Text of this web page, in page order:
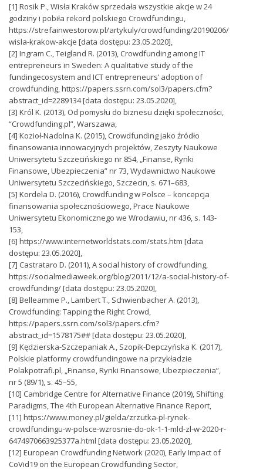
[1] Rosik P., Wisła Kraków sprzedała wszystkie akcje w 24
godziny i pobiła rekord polskiego Crowdfundingu,
https://strefainwestorow.pl/artykuly/crowdfunding/20190206/
wisla-krakow-akcje [data dostępu: 23.05.2020],
[2] Ingram C., Teigland R. (2013), Crowdfunding among IT
entrepreneurs in Sweden: A qualitative study of the
fundingecosystem and ICT entrepreneurs’ adoption of
crowdfunding, https://papers.ssrn.com/sol3/papers.cfm?
abstract_id=2289134 [data dostępu: 23.05.2020],
[3] Król K. (2013), Od pomysłu do biznesu dzięki społeczności,
“Crowdfunding.pl”, Warszawa,
[4] Kozioł-Nadolna K. (2015), Crowdfunding jako źródło
finansowania innowacyjnych projektów, Zeszyty Naukowe
Uniwersytetu Szczecińskiego nr 854, „Finanse, Rynki
Finansowe, Ubezpieczenia” nr 73, Wydawnictwo Naukowe
Uniwersytetu Szczecińskiego, Szczecin, s. 671–683,
[5] Kordela D. (2016), Crowdfunding w Polsce – koncepcja
finansowania społecznościowego, Prace Naukowe
Uniwersytetu Ekonomicznego we Wrocławiu, nr 436, s. 143-
153,
[6] https://www.internetworldstats.com/stats.htm [data
dostępu: 23.05.2020],
[7] Castrataro D. (2011), A social history of crowdfunding,
https://socialmediaweek.org/blog/2011/12/a-social-history-of-
crowdfunding/ [data dostępu: 23.05.2020],
[8] Belleamme P., Lambert T., Schwienbacher A. (2013),
Crowdfunding: Tapping the Right Crowd,
https://papers.ssrn.com/sol3/papers.cfm?
abstract_id=1578175## [data dostępu: 23.05.2020],
[9] Kędzierska-Szczepaniak A., Szopik-Depczyńska K. (2017),
Polskie platformy crowdfundingowe na przykładzie
Polakpotrafi.pl, „Finanse, Rynki Finansowe, Ubezpieczenia”,
nr 5 (89/1), s. 45–55,
[10] Cambridge Centre for Alternative Finance (2019), Shifting
Paradigms, The 4th European Alternative Finance Report,
[11] https://www.money.pl/gielda/zrzutka-pl-rynek-
crowdfundingu-w-polsce-wzrosnie-do-ok-1-1-mld-zl-w-2020-r-
6474970663925377a.html [data dostępu: 23.05.2020],
[12] European Crowdfunding Network (2020), Early Impact of
CoVid19 on the European Crowdfunding Sector,